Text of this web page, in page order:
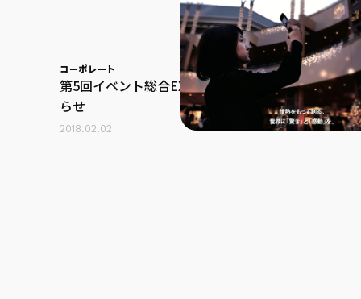
コーポレート
第5回イベント総合EXPO出展のお知
らせ
2018.02.02